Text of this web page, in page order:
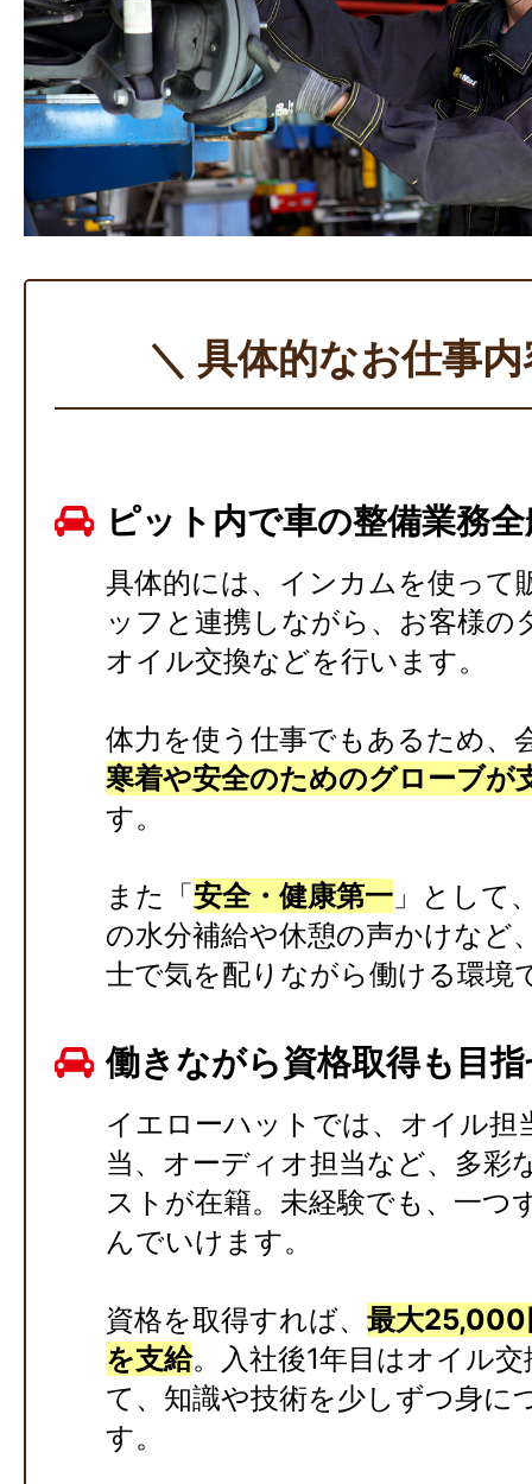
＼ 具体的なお仕事
ピット内で車の整備業務
具体的には、インカムを使って
ッフと連携しながら、お客様の
オイル交換などを行います。
体力を使う仕事でもあるため、
寒着や安全のためのグローブが
す。
また「安全・健康第一 」として
の水分補給や休憩の声かけなど
士で気を配りながら働ける環境
働きながら資格取得も目
イエローハットでは、オイル担
当、オーディオ担当など、多彩
ストが在籍。未経験でも、一つ
んでいけます。
資格を取得すれば、最大25,000
を支給。入社後1年目はオイル
て、知識や技術を少しずつ身に
す。